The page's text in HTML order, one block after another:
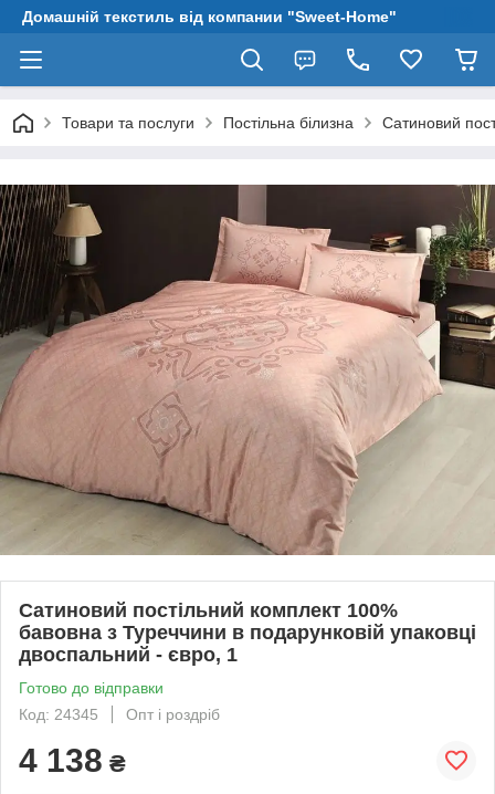
Домашній текстиль від компании "Sweet-Home"
Товари та послуги Постільна білизна Сатиновий
Сатиновий постільний комплект 100%
бавовна з Туреччини в подарунковій упаковці
двоспальний - євро, 1
Готово до відправки
Код: 24345
Опт і роздріб
4 138 ₴